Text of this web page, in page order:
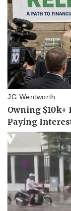
Thể thao
Bóng đá